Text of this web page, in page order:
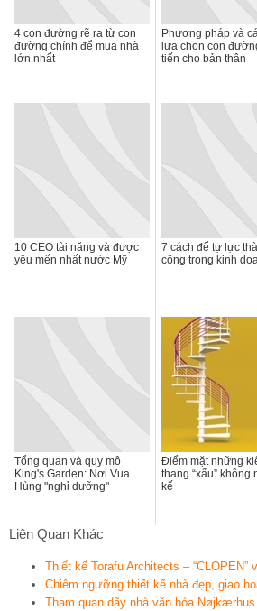
4 con đường rẽ ra từ con
đường chính để mua nhà
lớn nhất
Phương pháp và
lựa chọn con
tiến cho bản thân
10 CEO tài năng và được
yêu mến nhất nước Mỹ
7 cách để tự lực
công trong kinh
Tổng quan và quy mô
King's Garden: Nơi Vua
Hùng "nghỉ dưỡng"
Điểm mặt những
thang “xấu” không
kế
Liên Quan Khác
Thiết kế Torafu Architects – “CLOPEN”
Chiêm ngưỡng thiết kế nhà đẹp, giao
Tham quan dãy nhà văn hóa Nøjkærhus